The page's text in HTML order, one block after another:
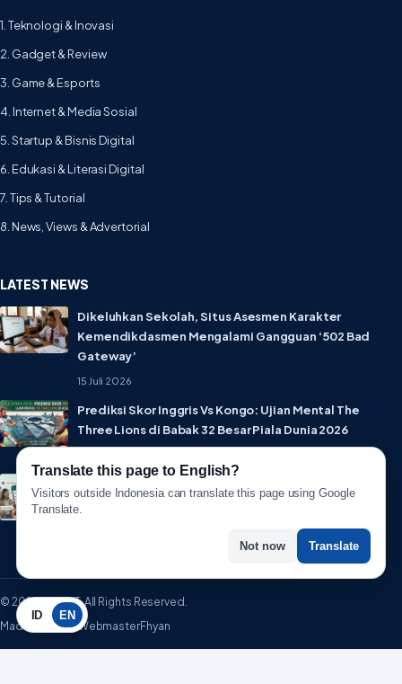
1. Teknologi & Inovasi
2. Gadget & Review
3. Game & Esports
4. Internet & Media Sosial
5. Startup & Bisnis Digital
6. Edukasi & Literasi Digital
7. Tips & Tutorial
8. News, Views & Advertorial
LATEST NEWS
Dikeluhkan Sekolah, Situs Asesmen Karakter
Kemendikdasmen Mengalami Gangguan ‘502 Bad
Gateway’
15 Juli 2026
Prediksi Skor Inggris Vs Kongo: Ujian Mental The
Three Lions di Babak 32 Besar Piala Dunia 2026
© 2026 WartaIT. All Rights Reserved.
Made with ♥ by WebmasterFhyan
ID EN
Translate this page to English?
Visitors outside Indonesia can translate this page using Google
Translate.
Not now Translate